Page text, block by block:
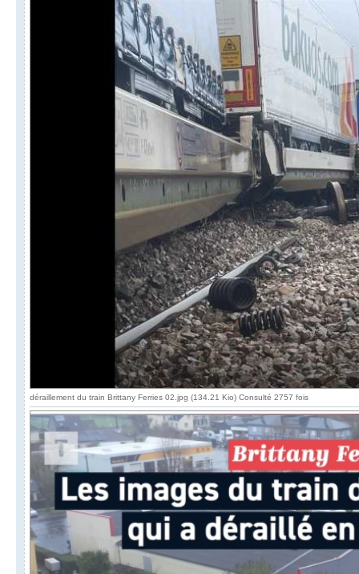
déraillement du train Brittany Ferries 02.jpg (134.21 Kio) Consulté 2757 fois